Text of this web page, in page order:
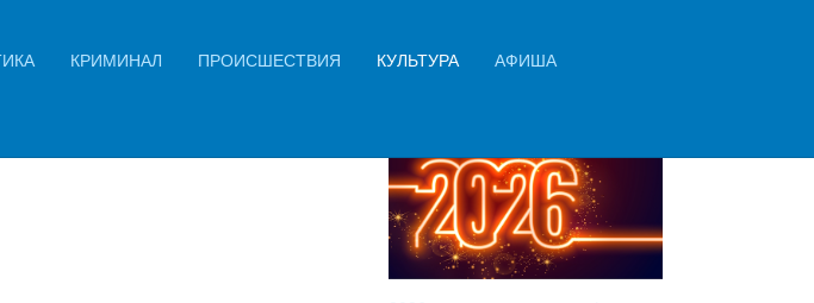
КРИМИНАЛ ПРОИСШЕСТВИЯ КУЛЬТУРА АФИША
сердец»